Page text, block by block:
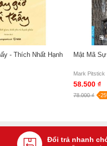
- Thích Nhất Hạnh Mật Mã
Mark Pitstick
58.500 ₫
78.000 ₫ -
Đổi trả nhanh